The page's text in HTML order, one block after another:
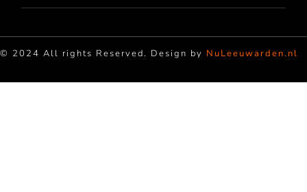
© 2024 All rights Reserved. Design by NuLeeuwarden.nl